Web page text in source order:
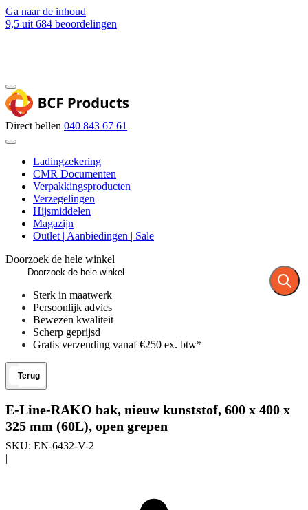
Ga naar de inhoud
9,5 uit 684 beoordelingen
Direct bellen 040 843 67 61
Ladingzekering
CMR Documenten
Verpakkingsproducten
Verzegelingen
Hijsmiddelen
Magazijn
Outlet | Aanbiedingen | Sale
Doorzoek de hele winkel
Sterk in maatwerk
Persoonlijk advies
Bewezen kwaliteit
Scherp geprijsd
Gratis verzending vanaf €250 ex. btw*
Terug
E-Line-RAKO bak, nieuw kunststof, 600 x 400 x
325 mm (60L), open grepen
SKU: EN-6432-V-2
|